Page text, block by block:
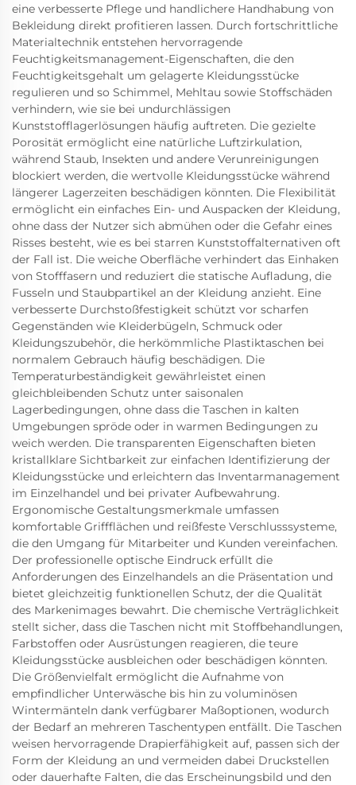
eine verbesserte Pflege und handlichere Handhabung von
Bekleidung direkt profitieren lassen. Durch fortschrittliche
Materialtechnik entstehen hervorragende
Feuchtigkeitsmanagement-Eigenschaften, die den
Feuchtigkeitsgehalt um gelagerte Kleidungsstücke
regulieren und so Schimmel, Mehltau sowie Stoffschäden
verhindern, wie sie bei undurchlässigen
Kunststofflagerlösungen häufig auftreten. Die gezielte
Porosität ermöglicht eine natürliche Luftzirkulation,
während Staub, Insekten und andere Verunreinigungen
blockiert werden, die wertvolle Kleidungsstücke während
längerer Lagerzeiten beschädigen könnten. Die Flexibilität
ermöglicht ein einfaches Ein- und Auspacken der Kleidung,
ohne dass der Nutzer sich abmühen oder die Gefahr eines
Risses besteht, wie es bei starren Kunststoffalternativen oft
der Fall ist. Die weiche Oberfläche verhindert das Einhaken
von Stofffasern und reduziert die statische Aufladung, die
Fusseln und Staubpartikel an der Kleidung anzieht. Eine
verbesserte Durchstoßfestigkeit schützt vor scharfen
Gegenständen wie Kleiderbügeln, Schmuck oder
Kleidungszubehör, die herkömmliche Plastiktaschen bei
normalem Gebrauch häufig beschädigen. Die
Temperaturbeständigkeit gewährleistet einen
gleichbleibenden Schutz unter saisonalen
Lagerbedingungen, ohne dass die Taschen in kalten
Umgebungen spröde oder in warmen Bedingungen zu
weich werden. Die transparenten Eigenschaften bieten
kristallklare Sichtbarkeit zur einfachen Identifizierung der
Kleidungsstücke und erleichtern das Inventarmanagement
im Einzelhandel und bei privater Aufbewahrung.
Ergonomische Gestaltungsmerkmale umfassen
komfortable Griffflächen und reißfeste Verschlusssysteme,
die den Umgang für Mitarbeiter und Kunden vereinfachen.
Der professionelle optische Eindruck erfüllt die
Anforderungen des Einzelhandels an die Präsentation und
bietet gleichzeitig funktionellen Schutz, der die Qualität
des Markenimages bewahrt. Die chemische Verträglichkeit
stellt sicher, dass die Taschen nicht mit Stoffbehandlungen,
Farbstoffen oder Ausrüstungen reagieren, die teure
Kleidungsstücke ausbleichen oder beschädigen könnten.
Die Größenvielfalt ermöglicht die Aufnahme von
empfindlicher Unterwäsche bis hin zu voluminösen
Wintermänteln dank verfügbarer Maßoptionen, wodurch
der Bedarf an mehreren Taschentypen entfällt. Die Taschen
weisen hervorragende Drapierfähigkeit auf, passen sich der
Form der Kleidung an und vermeiden dabei Druckstellen
oder dauerhafte Falten, die das Erscheinungsbild und den